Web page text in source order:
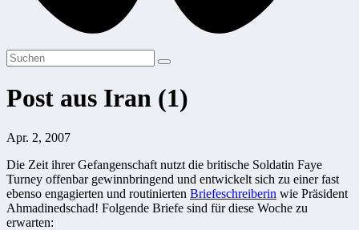
Post aus Iran (1)
Apr. 2, 2007
Die Zeit ihrer Gefangenschaft nutzt die britische Soldatin Faye
Turney offenbar gewinnbringend und entwickelt sich zu einer fast
ebenso engagierten und routinierten Briefeschreiberin wie Präsident
Ahmadinedschad! Folgende Briefe sind für diese Woche zu
erwarten: